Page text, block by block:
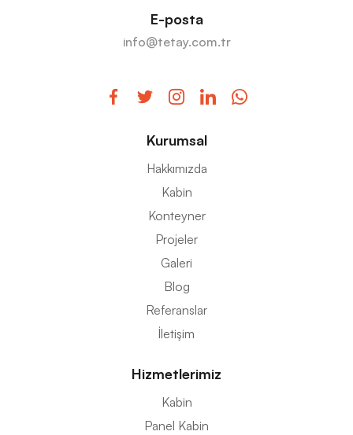
E-posta
info@tetay.com.tr
Kurumsal
Hakkımızda
Kabin
Konteyner
Projeler
Galeri
Blog
Referanslar
İletişim
Hizmetlerimiz
Kabin
Panel Kabin